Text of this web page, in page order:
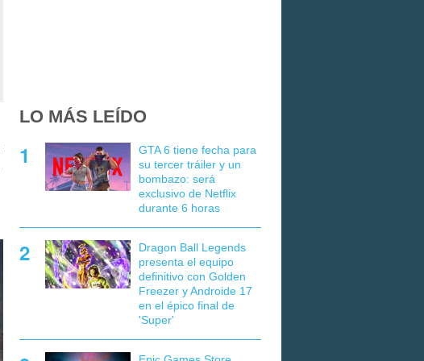
LO MÁS LEÍDO
GTA 6 tiene fecha para
su tercer tráiler y un
bombazo: será
exclusivo de Netflix
durante 6 horas
Dragon Ball Legends
presenta el equipo
definitivo con Golden
Freezer y Androide 17
en el épico final de
'Super'